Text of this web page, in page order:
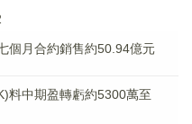
個月合約銷售約50.94億元
料中期盈轉虧約5300萬至